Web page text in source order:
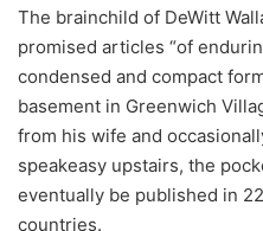
The brainchild of DeWitt
promised articles “of
condensed and compact
basement in Greenwich
from his wife and
speakeasy upstairs, the
eventually be published in
countries.